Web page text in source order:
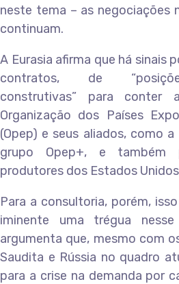
neste tema – as negociações
continuam.
A Eurasia afirma que há sinais
contratos, de
construtivas” para conter
Organização dos Países
(Opep) e seus aliados, como
grupo Opep+, e também
produtores dos Estados
Para a consultoria, porém,
iminente uma trégua
argumenta que, mesmo com
Saudita e Rússia no quadro
para a crise na demanda por